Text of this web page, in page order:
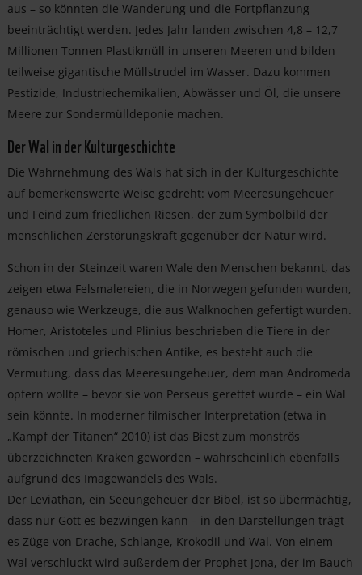
aus – so könnten die Wanderung und die Fortpflanzung
beeinträchtigt werden. Jedes Jahr landen zwischen 4,8 – 12,7
Millionen Tonnen Plastikmüll in unseren Meeren und bilden
teilweise gigantische Müllstrudel im Wasser. Dazu kommen
Pestizide, Industriechemikalien, Abwässer und Öl, die unsere
Meere zur Sondermülldeponie machen.
Der Wal in der Kulturgeschichte
Die Wahrnehmung des Wals hat sich in der Kulturgeschichte
auf bemerkenswerte Weise gedreht: vom Meeresungeheuer
und Feind zum friedlichen Riesen, der zum Symbolbild der
menschlichen Zerstörungskraft gegenüber der Natur wird.
Schon in der Steinzeit waren Wale den Menschen bekannt, das
zeigen etwa Felsmalereien, die in Norwegen gefunden wurden,
genauso wie Werkzeuge, die aus Walknochen gefertigt wurden.
Homer, Aristoteles und Plinius beschrieben die Tiere in der
römischen und griechischen Antike, es besteht auch die
Vermutung, dass das Meeresungeheuer, dem man Andromeda
opfern wollte – bevor sie von Perseus gerettet wurde – ein Wal
sein könnte. In moderner filmischer Interpretation (etwa in
„Kampf der Titanen“ 2010) ist das Biest zum monströs
überzeichneten Kraken geworden – wahrscheinlich ebenfalls
aufgrund des Imagewandels des Wals.
Der Leviathan, ein Seeungeheuer der Bibel, ist so übermächtig,
dass nur Gott es bezwingen kann – in den Darstellungen trägt
es Züge von Drache, Schlange, Krokodil und Wal. Von einem
Wal verschluckt wird außerdem der Prophet Jona, der im Bauch